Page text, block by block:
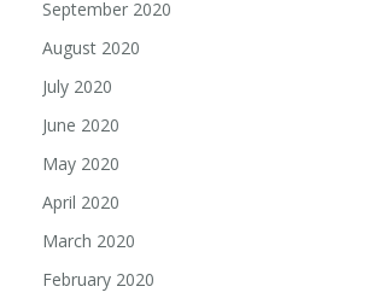
September 2020
August 2020
July 2020
June 2020
May 2020
April 2020
March 2020
February 2020